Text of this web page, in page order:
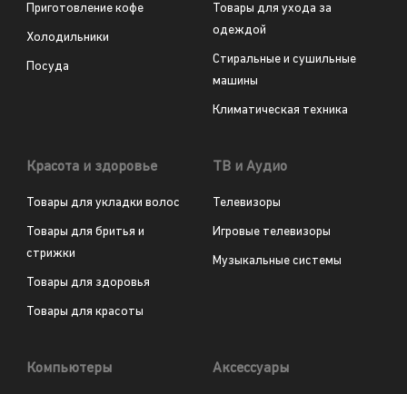
Приготовление кофе
Холодильники
Посуда
Товары для ухода за
одеждой
Стиральные и сушильные
машины
Климатическая техника
Красота и здоровье
Товары для укладки волос
Товары для бритья и
стрижки
Товары для здоровья
Товары для красоты
ТВ и Аудио
Телевизоры
Игровые телевизоры
Музыкальные системы
Компьютеры Аксессуары